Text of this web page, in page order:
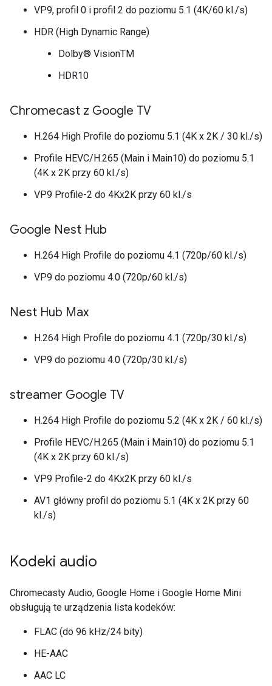
VP9, profil 0 i profil 2 do poziomu 5.1 (4K/60 kl./s)
HDR (High Dynamic Range)
Dolby® VisionTM
HDR10
Chromecast z Google TV
H.264 High Profile do poziomu 5.1 (4K x 2K / 30 kl./s)
Profile HEVC/H.265 (Main i Main10) do poziomu 5.1
(4K x 2K przy 60 kl./s)
VP9 Profile-2 do 4Kx2K przy 60 kl./s
Google Nest Hub
H.264 High Profile do poziomu 4.1 (720p/60 kl./s)
VP9 do poziomu 4.0 (720p/60 kl./s)
Nest Hub Max
H.264 High Profile do poziomu 4.1 (720p/30 kl./s)
VP9 do poziomu 4.0 (720p/30 kl./s)
streamer Google TV
H.264 High Profile do poziomu 5.2 (4K x 2K / 60 kl./s)
Profile HEVC/H.265 (Main i Main10) do poziomu 5.1
(4K x 2K przy 60 kl./s)
VP9 Profile-2 do 4Kx2K przy 60 kl./s
AV1 główny profil do poziomu 5.1 (4K x 2K przy 60
kl./s)
Kodeki audio
Chromecasty Audio, Google Home i Google Home Mini
obsługują te urządzenia lista kodeków:
FLAC (do 96 kHz/24 bity)
HE-AAC
AAC LC